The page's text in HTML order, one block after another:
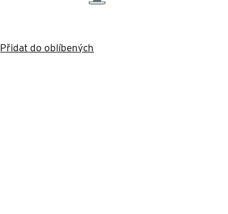
Přidat do oblíbených